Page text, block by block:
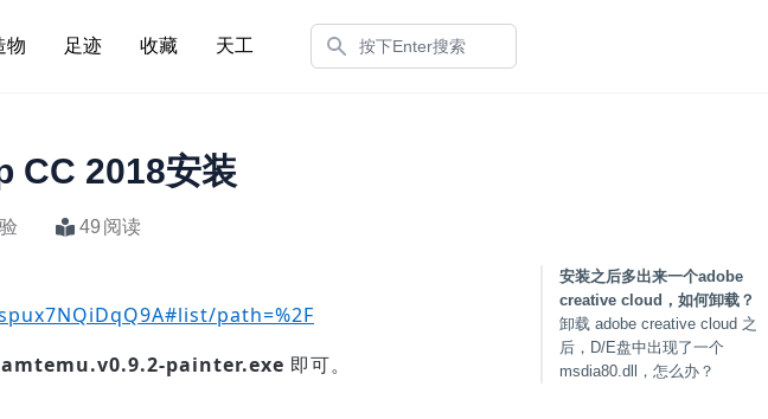
物 足迹 收藏 天工 搜索
CC 2018安装
49 阅读
path=%2F
amtemu.v0.9.2-painter.exe 即可。
安装之后多出来一个adobe
creative cloud，如何卸载？
卸载 adobe creative cloud 之
后，D/E盘中出现了一个
msdia80.dll，怎么办？